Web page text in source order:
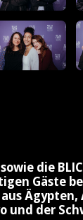
die
Gäste
und der